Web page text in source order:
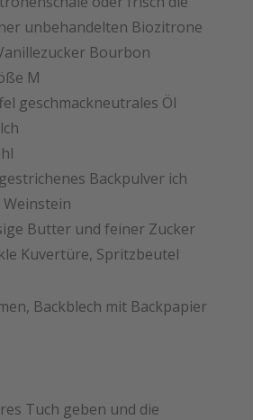
unbehandelten Biozitrone
Bourbon
M
geschmackneutrales Öl
Backpulver ich
Butter und feiner Zucker
Kuvertüre, Spritzbeutel
Backblech mit Backpapier
Tuch geben und die